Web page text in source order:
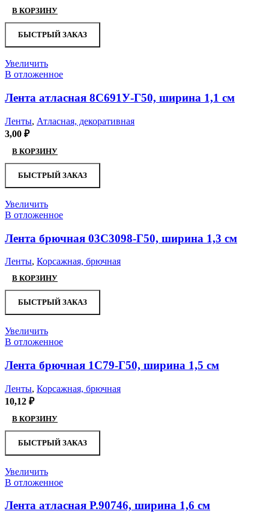
В КОРЗИНУ
БЫСТРЫЙ ЗАКАЗ
Увеличить
В отложенное
Лента атласная 8С691У-Г50, ширина 1,1 см
Ленты, Атласная, декоративная
3,00 ₽
В КОРЗИНУ
БЫСТРЫЙ ЗАКАЗ
Увеличить
В отложенное
Лента брючная 03С3098-Г50, ширина 1,3 см
Ленты, Корсажная, брючная
В КОРЗИНУ
БЫСТРЫЙ ЗАКАЗ
Увеличить
В отложенное
Лента брючная 1С79-Г50, ширина 1,5 см
Ленты, Корсажная, брючная
10,12 ₽
В КОРЗИНУ
БЫСТРЫЙ ЗАКАЗ
Увеличить
В отложенное
Лента атласная Р.90746, ширина 1,6 см